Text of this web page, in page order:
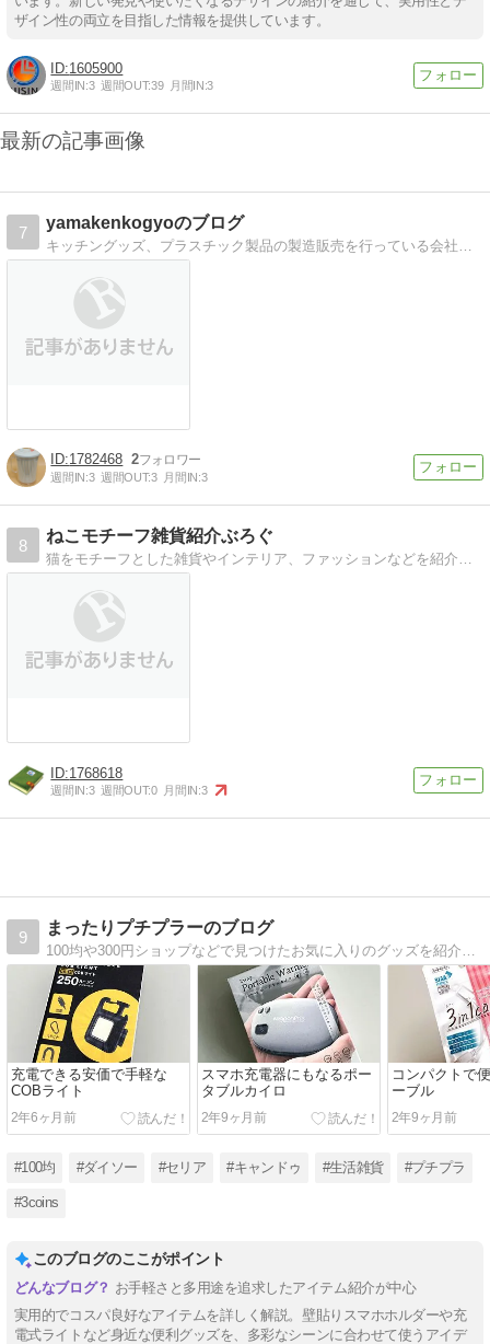
ザイン性の両立を目指した情報を提供しています。
1605900
週間IN:3 週間OUT:39 月間IN:3
最新の記事画像
7
yamakenkogyoのブログ
1782468 2
週間IN:3 週間OUT:3 月間IN:3
8
ねこモチーフ雑貨紹介ぶろぐ
1768618
週間IN:3 週間OUT:0 月間IN:3
9
まったりプチプラーのブログ
充電できる安価で手軽な
COBライト
2年6ヶ月前
スマホ充電器にもなるポー
タブルカイロ
2年9ヶ月前
コンパクトで
ーブル
2年9ヶ月前
#100均 #ダイソー #セリア #キャンドゥ #生活雑貨 #プチプラ
#3coins
このブログのここがポイント
お手軽さと多用途を追求したアイテム紹介が中心
実用的でコスパ良好なアイテムを詳しく解説。壁貼りスマホホルダーや充
電式ライトなど身近な便利グッズを、多彩なシーンに合わせて使うアイデ